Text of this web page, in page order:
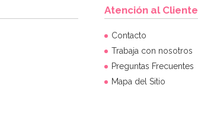
Atención al Cliente
Contacto
Trabaja con nosotros
Preguntas Frecuentes
Mapa del Sitio